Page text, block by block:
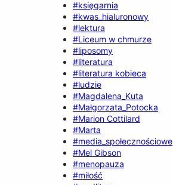
#księgarnia
#kwas_hialuronowy
#lektura
#Liceum w chmurze
#liposomy
#literatura
#literatura kobieca
#ludzie
#Magdalena_Kuta
#Małgorzata_Potocka
#Marion Cottilard
#Marta
#media_społecznościowe
#Mel Gibson
#menopauza
#miłość